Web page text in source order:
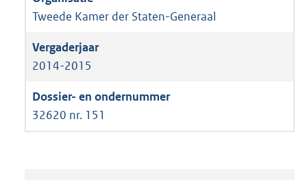
Tweede Kamer der Staten-Generaal
2014-2015
32620 nr. 151